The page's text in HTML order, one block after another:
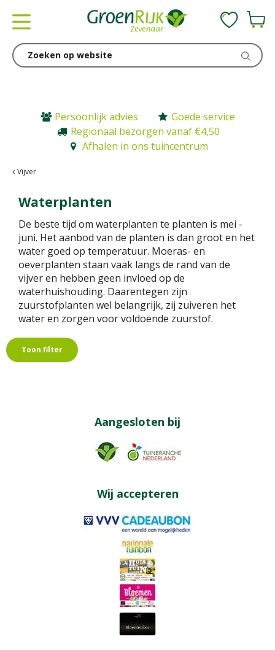
Persoonlijk advies
Goede service
Regionaal bezorgen vanaf €4,50
Afhalen in ons tuincentrum
Vijver
Waterplanten
De beste tijd om waterplanten te planten is mei -
juni. Het aanbod van de planten is dan groot en het
water goed op temperatuur. Moeras- en
oeverplanten staan vaak langs de rand van de
vijver en hebben geen invloed op de
waterhuishouding. Daarentegen zijn
zuurstofplanten wel belangrijk, zij zuiveren het
water en zorgen voor voldoende zuurstof.
Toon filter
Aangesloten bij
Wij accepteren